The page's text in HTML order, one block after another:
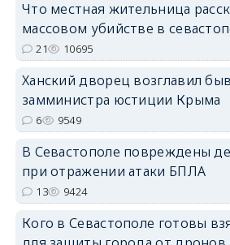
Что местная жительница
массовом убийстве в
21 10695
Ханский дворец возглавил
замминистра юстиции Крыма
6 9549
В Севастополе повреждены
при отражении атаки БПЛА
13 9424
Кого в Севастополе готовы